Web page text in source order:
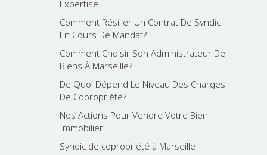
Expertise
Comment Résilier Un Contrat De Syndic
En Cours De Mandat?
Comment Choisir Son Administrateur De
Biens À Marseille?
De Quoi Dépend Le Niveau Des Charges
De Copropriété?
Nos Actions Pour Vendre Votre Bien
Immobilier
Syndic de copropriété à Marseille